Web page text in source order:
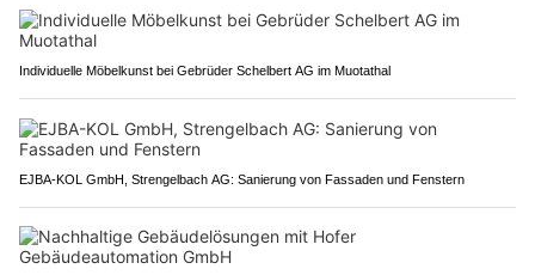
Individuelle Möbelkunst bei Gebrüder Schelbert AG im Muotathal
EJBA-KOL GmbH, Strengelbach AG: Sanierung von Fassaden und Fenstern